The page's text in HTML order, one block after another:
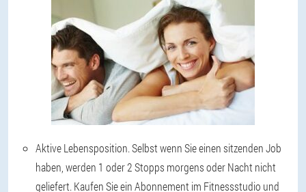
Aktive Lebensposition. Selbst wenn Sie einen sitzenden Job
haben, werden 1 oder 2 Stopps morgens oder Nacht nicht
geliefert. Kaufen Sie ein Abonnement im Fitnessstudio und